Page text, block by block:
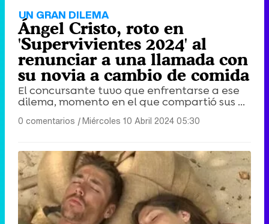
Tráiler de la tercera temporada de 'The Walking Dead: Dead City' de AMC+
UN GRAN DILEMA
Ángel Cristo, roto en
'Supervivientes 2024' al
renunciar a una llamada con
su novia a cambio de comida
El concursante tuvo que enfrentarse a ese
dilema, momento en el que compartió sus ...
0 comentarios |Miércoles 10 Abril 2024 05:30